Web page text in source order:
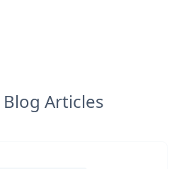
Articles